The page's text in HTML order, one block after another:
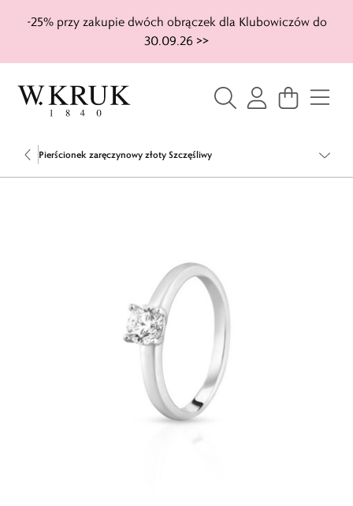
-25% przy zakupie dwóch obrączek dla Klubowiczów do
30.09.26 >>
Pierścionek zaręczynowy złoty Szczęśliwy